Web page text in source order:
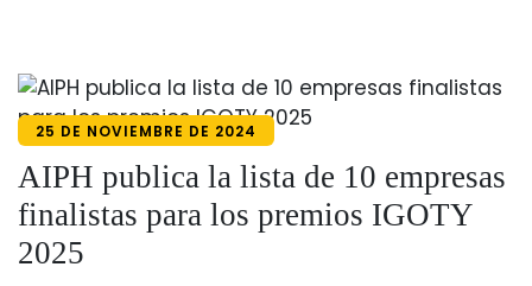
25 DE NOVIEMBRE DE 2024
AIPH publica la lista de 10 empresas
finalistas para los premios IGOTY
2025